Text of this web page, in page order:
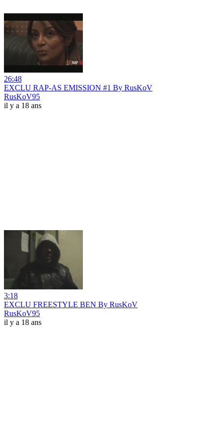
26:48
EXCLU RAP-AS EMISSION #1 By RusKoV
RusKoV95
il y a 18 ans
3:18
EXCLU FREESTYLE BEN By RusKoV
RusKoV95
il y a 18 ans